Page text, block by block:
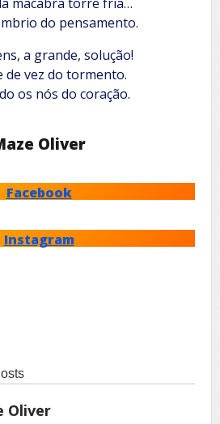
do pensamento.
a grande, solução!
de vez do tormento.
os nós do coração.
Oliver
Facebook
Instagram
Oliver